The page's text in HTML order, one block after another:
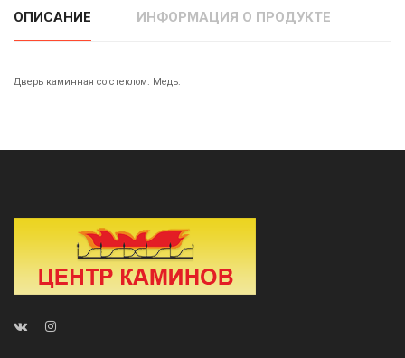
ОПИСАНИЕ ИНФОРМАЦИЯ О ПРОДУКТЕ
Дверь каминная со стеклом. Медь.